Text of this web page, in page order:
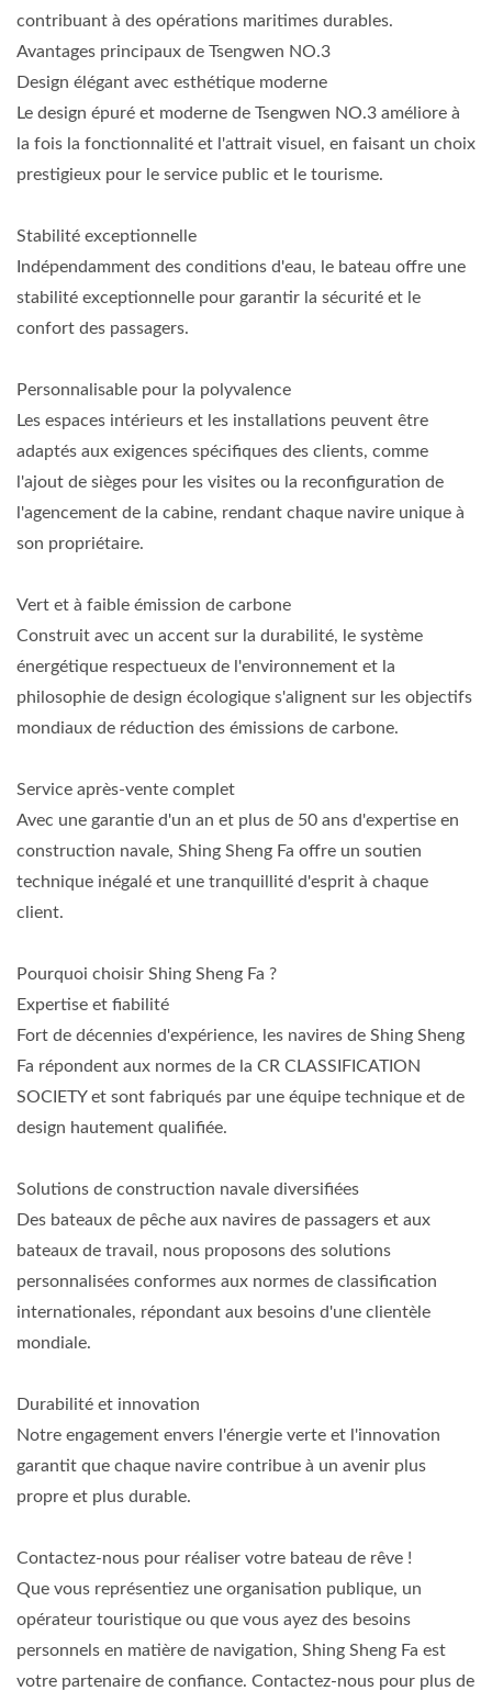
contribuant à des opérations maritimes durables.
Avantages principaux de Tsengwen NO.3
Design élégant avec esthétique moderne
Le design épuré et moderne de Tsengwen NO.3 améliore à
la fois la fonctionnalité et l'attrait visuel, en faisant un choix
prestigieux pour le service public et le tourisme.
Stabilité exceptionnelle
Indépendamment des conditions d'eau, le bateau offre une
stabilité exceptionnelle pour garantir la sécurité et le
confort des passagers.
Personnalisable pour la polyvalence
Les espaces intérieurs et les installations peuvent être
adaptés aux exigences spécifiques des clients, comme
l'ajout de sièges pour les visites ou la reconfiguration de
l'agencement de la cabine, rendant chaque navire unique à
son propriétaire.
Vert et à faible émission de carbone
Construit avec un accent sur la durabilité, le système
énergétique respectueux de l'environnement et la
philosophie de design écologique s'alignent sur les objectifs
mondiaux de réduction des émissions de carbone.
Service après-vente complet
Avec une garantie d'un an et plus de 50 ans d'expertise en
construction navale, Shing Sheng Fa offre un soutien
technique inégalé et une tranquillité d'esprit à chaque
client.
Pourquoi choisir Shing Sheng Fa ?
Expertise et fiabilité
Fort de décennies d'expérience, les navires de Shing Sheng
Fa répondent aux normes de la CR CLASSIFICATION
SOCIETY et sont fabriqués par une équipe technique et de
design hautement qualifiée.
Solutions de construction navale diversifiées
Des bateaux de pêche aux navires de passagers et aux
bateaux de travail, nous proposons des solutions
personnalisées conformes aux normes de classification
internationales, répondant aux besoins d'une clientèle
mondiale.
Durabilité et innovation
Notre engagement envers l'énergie verte et l'innovation
garantit que chaque navire contribue à un avenir plus
propre et plus durable.
Contactez-nous pour réaliser votre bateau de rêve !
Que vous représentiez une organisation publique, un
opérateur touristique ou que vous ayez des besoins
personnels en matière de navigation, Shing Sheng Fa est
votre partenaire de confiance. Contactez-nous pour plus de